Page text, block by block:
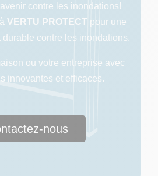
contre les inondations!
VERTU PROTECT pour une
durable contre les inondations.
ou votre entreprise avec
innovantes et efficaces.
nous